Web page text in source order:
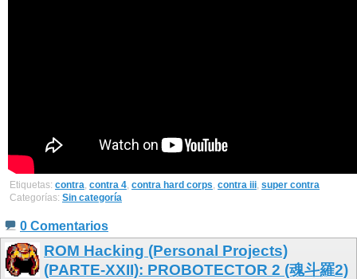
Etiquetas: contra, contra 4, contra hard corps, contra iii, super contra
Categorías: Sin categoría
0 Comentarios
ROM Hacking (Personal Projects)
(PARTE-XXII): PROBOTECTOR 2 (魂斗羅2)